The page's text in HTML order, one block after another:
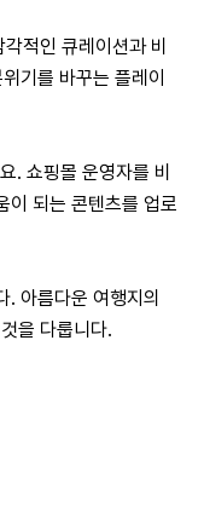
적인 큐레이션과 비
기를 바꾸는 플레이
. 쇼핑몰 운영자를 비
이 되는 콘텐츠를 업로
. 아름다운 여행지의
을 다룹니다.